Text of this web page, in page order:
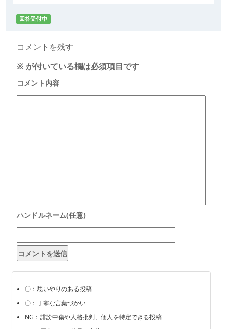
回答受付中
コメントを残す
※ が付いている欄は必須項目です
〇：思いやりのある投稿
〇：丁寧な言葉づかい
NG：誹謗中傷や人格批判、個人を特定できる投稿